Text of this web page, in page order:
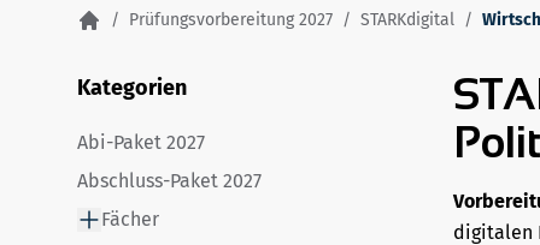
/ Prüfungsvorbereitung 2027 / STARKdigital /
Kategorien
Abi-Paket 2027
Abschluss-Paket 2027
Fächer
digitalen